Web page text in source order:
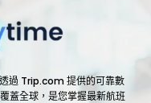
過 Trip.com 提供的可靠數
蓋全球，是您掌握最新航班